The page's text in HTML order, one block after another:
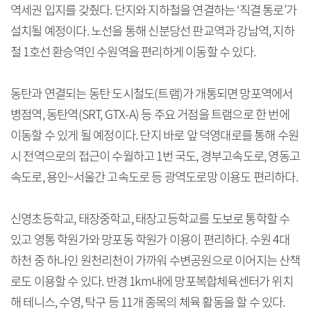
역세권 입지를 갖췄다. 단지와 지하철을 연결하는 ‘직결 통로’가
설치될 예정이다. 노선을 통해 신분당선 판교역과 강남역, 지하
철 1호선 환승역인 수원역을 편리하게 이동할 수 있다.
동탄과 연결되는 동탄 도시철도(트램)가 개통되면 망포역에서
병점역, 동탄역(SRT, GTX-A) 등 주요 거점을 트램으로 한 번에
이동할 수 있게 될 예정이다. 단지 바로 앞 덕영대로를 통해 수원
시 전역으로의 접근이 수월하고 1번 국도, 경부고속도로, 영동고
속도로, 용인~서울간 고속도로 등 광역도로망 이용도 편리하다.
신영초등학교, 태장중학교, 태장고등학교를 도보로 통학할 수
있고 영통 학원가와 망포동 학원가 이용이 편리하다. 수원 4대
하천 중 하나인 원천리천이 가까워 수변공원으로 이어지는 산책
로도 이용할 수 있다. 반경 1km내에 망포복합체육센터가 위치
해 테니스, 수영, 탁구 등 11개 종목의 체육 활동을 할 수 있다.